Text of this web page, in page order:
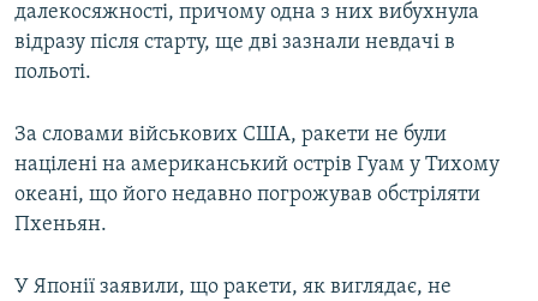
далекосяжності, причому одна з них вибухнула
відразу після старту, ще дві зазнали невдачі в
польоті.
За словами військових США, ракети не були
націлені на американський острів Гуам у Тихому
океані, що його недавно погрожував обстріляти
Пхеньян.
У Японії заявили, що ракети, як виглядає, не